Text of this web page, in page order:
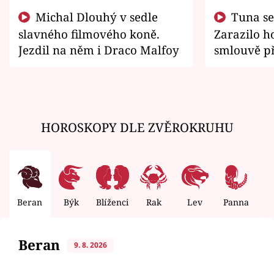
slavného filmového koně.
Jezdil na něm i Draco Malfoy
Zarazilo
smlouvě
HOROSKOPY DLE ZVĚROKRUHU
Beran Býk Blíženci Rak Lev Panna
Beran 9. 8. 2026